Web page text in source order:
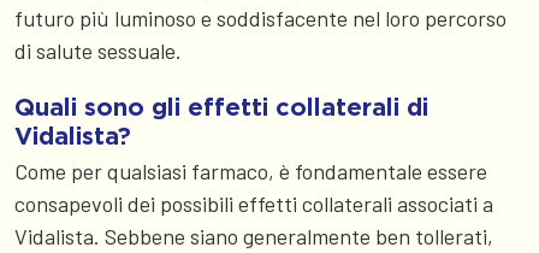
futuro più luminoso e soddisfacente nel loro percorso
di salute sessuale.
Quali sono gli effetti collaterali di
Vidalista?
Come per qualsiasi farmaco, è fondamentale essere
consapevoli dei possibili effetti collaterali associati a
Vidalista. Sebbene siano generalmente ben tollerati,